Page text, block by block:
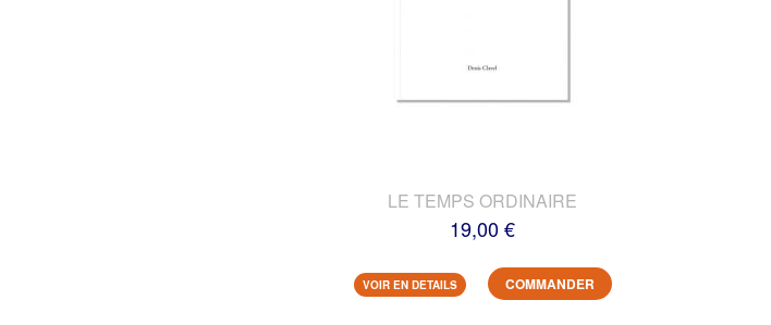
LE TEMPS ORDINAIRE
19,00 €
VOIR EN DETAILS COMMANDER